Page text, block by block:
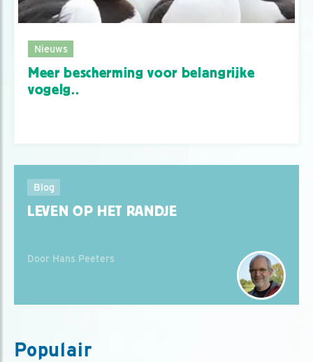
Nieuws
Meer bescherming voor belangrijke
vogelg..
Blog
LEVEN OP HET RANDJE
Door Hans Peeters
Populair